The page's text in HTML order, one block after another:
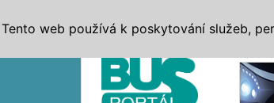
Tento web používá k poskytování služeb,